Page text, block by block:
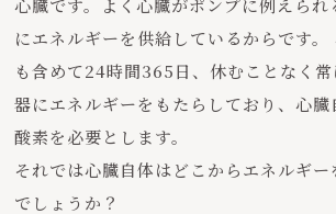
にエネルギーを供給しているからです。
も含めて24時間365日、休むことなく
器にエネルギーをもたらしており、心臓
酸素を必要とします。
それでは心臓自体はどこからエネルギー
でしょうか？